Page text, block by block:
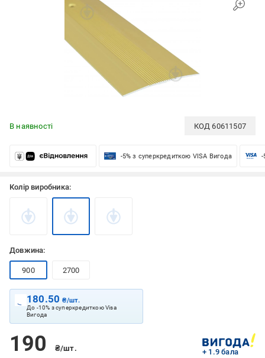
В наявності КОД60611507
-5% з суперкредиткою VISA Вигода -
Колір виробника:
Довжина:
900 2700
180.50₴/шт.
До -10% з суперкредиткою Visa
Вигода
190 ₴/шт. + 1.9 бала